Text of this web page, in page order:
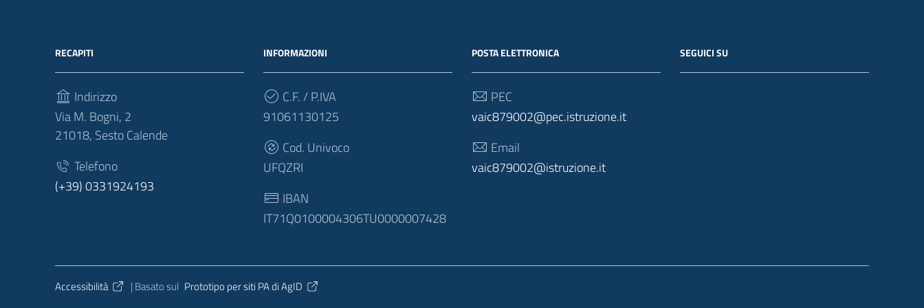
RECAPITI
Indirizzo
Via M. Bogni, 2
21018, Sesto Calende
Telefono
(+39) 0331924193
INFORMAZIONI
C.F. / P.IVA
91061130125
Cod. Univoco
UFQZRI
IBAN
IT71Q0100004306TU0000007428
POSTA ELETTRONICA
PEC
vaic879002@pec.istruzione.it
Email
vaic879002@istruzione.it
SEGUICI SU
Sezione Link Utili
Accessibilità | Basato sul Prototipo per siti PA di AgID